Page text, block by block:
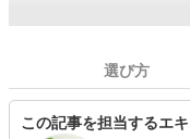
選び方
この記事を担当するエ